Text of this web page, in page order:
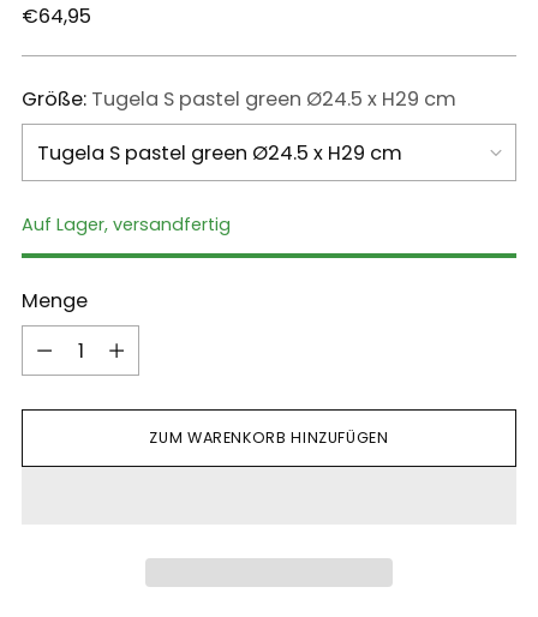
Regulärer
€64,95
Größe: Tugela S pastel green Ø24.5 x H29 cm
Auf Lager, versandfertig
Menge
Menge
ZUM WARENKORB HINZUFÜGEN